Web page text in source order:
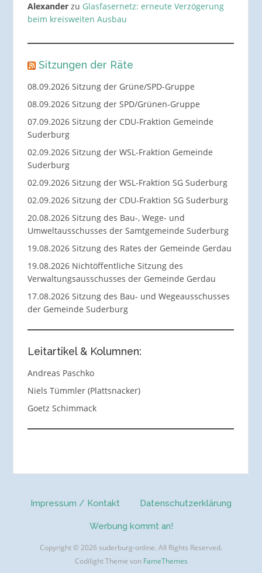
Alexanderzu Glasfasernetz: erneute Verzögerung
beim kreisweiten Ausbau
Sitzungen der Räte
08.09.2026 Sitzung der Grüne/SPD-Gruppe
08.09.2026 Sitzung der SPD/Grünen-Gruppe
07.09.2026 Sitzung der CDU-Fraktion Gemeinde
Suderburg
02.09.2026 Sitzung der WSL-Fraktion Gemeinde
Suderburg
02.09.2026 Sitzung der WSL-Fraktion SG Suderburg
02.09.2026 Sitzung der CDU-Fraktion SG Suderburg
20.08.2026 Sitzung des Bau-, Wege- und
Umweltausschusses der Samtgemeinde Suderburg
19.08.2026 Sitzung des Rates der Gemeinde Gerdau
19.08.2026 Nichtöffentliche Sitzung des
Verwaltungsausschusses der Gemeinde Gerdau
17.08.2026 Sitzung des Bau- und Wegeausschusses
der Gemeinde Suderburg
Leitartikel & Kolumnen:
Andreas Paschko
Niels Tümmler (Plattsnacker)
Goetz Schimmack
Impressum / Kontakt Datenschutzerklärung
Werbung kommt an!
Copyright © 2026 suderburg-online. All Rights Reserved.
Codilight Theme von FameThemes